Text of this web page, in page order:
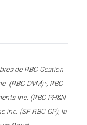
de RBC Gestion
(RBC DVM)*, RBC
inc. (RBC PH&N
inc. (SF RBC GP), la